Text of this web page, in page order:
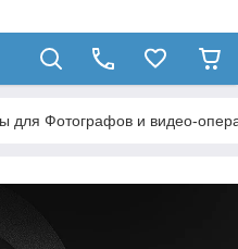
для Фотографов и видео-